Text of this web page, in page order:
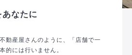
なたに
動産屋さんのように、「店舗で一
的には行いません。